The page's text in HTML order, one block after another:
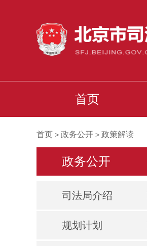
首页
首页 > 政务公开 > 政策解读
政务公开
司法局介绍
规划计划